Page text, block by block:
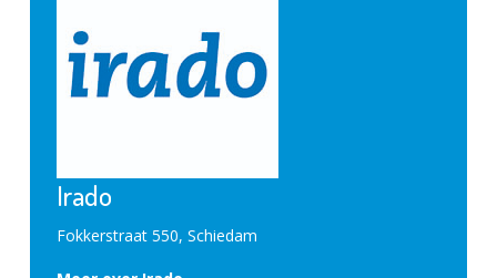
Irado
Fokkerstraat 550, Schiedam